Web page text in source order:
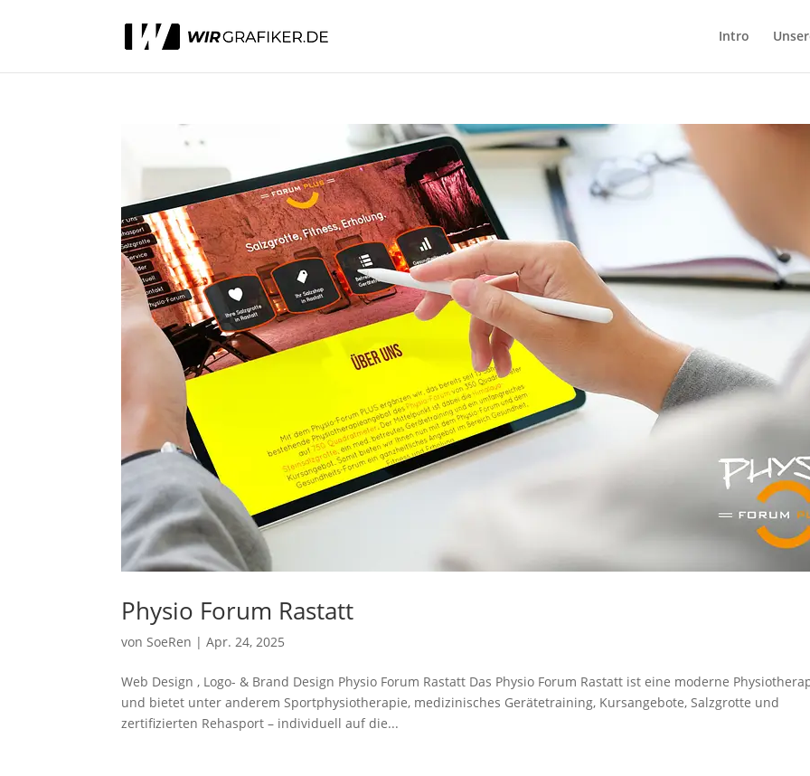
Intro
Physio Forum Rastatt
von SoeRen |Apr. 24, 2025
Web Design , Logo- & Brand Design Physio Forum Rastatt Das Physio Forum Rastatt ist eine moderne
und bietet unter anderem Sportphysiotherapie, medizinisches Gerätetraining, Kursangebote, Salzgrotte und
zertifizierten Rehasport – individuell auf die...